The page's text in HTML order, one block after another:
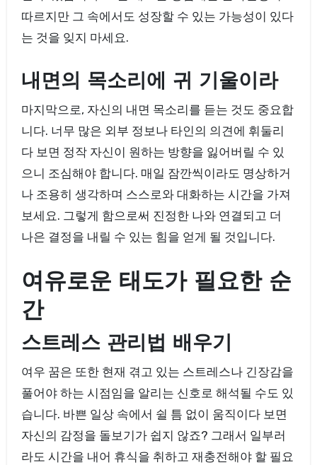
따르지만 그 속에서도 성장할 수 있는 가능성이 있다
는 것을 잊지 마세요.
내면의 목소리에 귀 기울이라
마지막으로, 자신의 내면 목소리를 듣는 것도 중요합
니다. 너무 많은 외부 정보나 타인의 의견에 휘둘리
다 보면 정작 자신이 원하는 방향을 잃어버릴 수 있
으니 조심해야 합니다. 매일 잠깐씩이라도 명상하거
나 조용히 생각하며 스스로와 대화하는 시간을 가져
보세요. 그렇게 함으로써 진정한 나와 연결되고 더
나은 결정을 내릴 수 있는 힘을 얻게 될 것입니다.
여유로운 태도가 필요한 순
간
스트레스 관리법 배우기
여우 꿈은 또한 현재 겪고 있는 스트레스나 긴장감을
풀어야 하는 시점임을 알리는 신호로 해석될 수도 있
습니다. 바쁜 일상 속에서 쉴 틈 없이 움직이다 보면
자신의 감정을 돌보기가 쉽지 않죠? 그래서 일부러
라도 시간을 내어 휴식을 취하고 재충전해야 할 필요